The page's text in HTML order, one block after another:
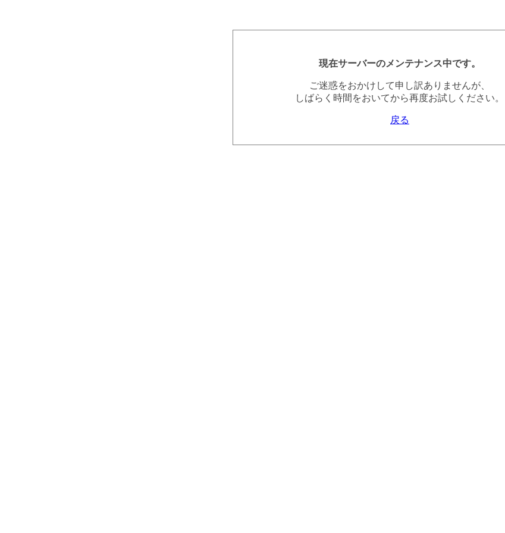
現在サーバーのメンテナンス中です。
ご迷惑をおかけして申し訳ありませんが、
しばらく時間をおいてから再度お試しください。
戻る